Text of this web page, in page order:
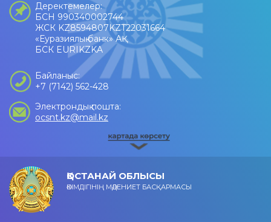
Деректемелер:
БСН 990340002744
ЖСК KZ8594807KZT22031664
«Еуразиялық банк» АҚ
БСК EURIKZKA
Байланыс:
+7 (7142) 562-428
Электрондық пошта:
ocsnt.kz@mail.kz
ҚОСТАНАЙ ОБЛЫСЫ
ӘКІМДІГІНІҢ МӘДЕНИЕТ БАСҚАРМАСЫ